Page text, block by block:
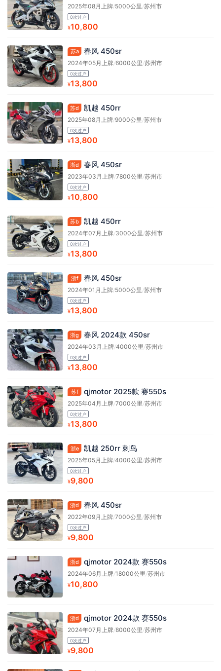
2025年08月上牌/5000公里/苏州市
0次过户
¥10,800
苏a 春风 450sr
2024年05月上牌/6000公里/苏州市
0次过户
¥13,800
苏d 凯越 450rr
2025年08月上牌/9000公里/苏州市
0次过户
¥13,800
浙d 春风 450sr
2023年03月上牌/7800公里/苏州市
0次过户
¥10,800
苏b 凯越 450rr
2024年07月上牌/3000公里 /苏州市
0次过户
¥13,800
浙f 春风 450sr
2024年01月上牌/5000公里 /苏州市
0次过户
¥13,800
浙g 春风 2024款 450sr
2024年03月上牌/4000公里 /苏州市
0次过户
¥13,800
苏f qjmotor 2025款 赛550s
2025年04月上牌/7000公里 /苏州市
0次过户
¥13,800
浙e 凯越 250rr 刺鸟
2025年05月上牌/4000公里 /苏州市
0次过户
¥9,800
浙d 春风 450sr
2022年09月上牌/7000公里 /苏州市
0次过户
¥9,800
浙d qjmotor 2024款 赛550s
2024年06月上牌/18000公里 /苏州市
¥10,800
浙d qjmotor 2024款 赛550s
2024年07月上牌/8000公里 /苏州市
0次过户
¥9,800